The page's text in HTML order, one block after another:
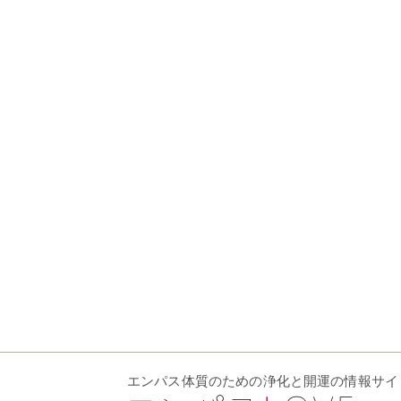
エンパス体質のための浄化と開運の情報サイ